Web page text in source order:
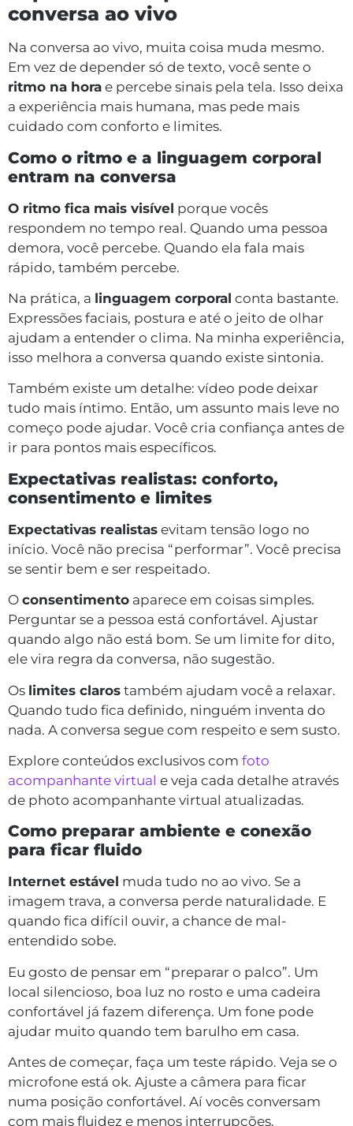
conversa ao vivo
Na conversa ao vivo, muita coisa muda mesmo.
Em vez de depender só de texto, você sente o
ritmo na hora e percebe sinais pela tela. Isso deixa
a experiência mais humana, mas pede mais
cuidado com conforto e limites.
Como o ritmo e a linguagem corporal
entram na conversa
O ritmo fica mais visível porque vocês
respondem no tempo real. Quando uma pessoa
demora, você percebe. Quando ela fala mais
rápido, também percebe.
Na prática, a linguagem corporal conta bastante.
Expressões faciais, postura e até o jeito de olhar
ajudam a entender o clima. Na minha experiência,
isso melhora a conversa quando existe sintonia.
Também existe um detalhe: vídeo pode deixar
tudo mais íntimo. Então, um assunto mais leve no
começo pode ajudar. Você cria confiança antes de
ir para pontos mais específicos.
Expectativas realistas: conforto,
consentimento e limites
Expectativas realistas evitam tensão logo no
início. Você não precisa “performar”. Você precisa
se sentir bem e ser respeitado.
O consentimento aparece em coisas simples.
Perguntar se a pessoa está confortável. Ajustar
quando algo não está bom. Se um limite for dito,
ele vira regra da conversa, não sugestão.
Os limites claros também ajudam você a relaxar.
Quando tudo fica definido, ninguém inventa do
nada. A conversa segue com respeito e sem susto.
Explore conteúdos exclusivos com foto
acompanhante virtual e veja cada detalhe através
de photo acompanhante virtual atualizadas.
Como preparar ambiente e conexão
para ficar fluido
Internet estável muda tudo no ao vivo. Se a
imagem trava, a conversa perde naturalidade. E
quando fica difícil ouvir, a chance de mal-
entendido sobe.
Eu gosto de pensar em “preparar o palco”. Um
local silencioso, boa luz no rosto e uma cadeira
confortável já fazem diferença. Um fone pode
ajudar muito quando tem barulho em casa.
Antes de começar, faça um teste rápido. Veja se o
microfone está ok. Ajuste a câmera para ficar
numa posição confortável. Aí vocês conversam
com mais fluidez e menos interrupções.